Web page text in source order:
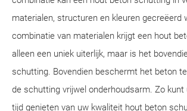
materialen, structuren en kleuren gecreëerd
combinatie van materialen krijgt een hout
alleen een uniek uiterlijk, maar is het
schutting. Bovendien beschermt het beton
de schutting vrijwel onderhoudsarm. Zo kunt
tijd genieten van uw kwaliteit hout beton